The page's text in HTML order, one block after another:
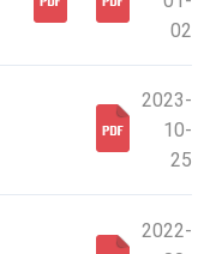
02
2023-
10-
25
2022-